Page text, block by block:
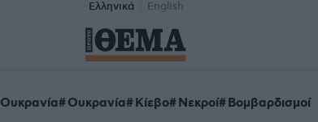
Ελληνικά English
Ουκρανία Κίεβο Νεκροί Βομβαρδισμοί